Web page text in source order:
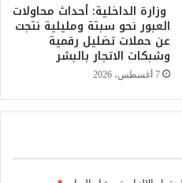
وزارة الداخلية: أحداث محاولات
العبور نحو سبتة ومليلية نتجت
عن حملات تضليل رقمية
وشبكات الاتجار بالبشر
7 أغسطس، 2026